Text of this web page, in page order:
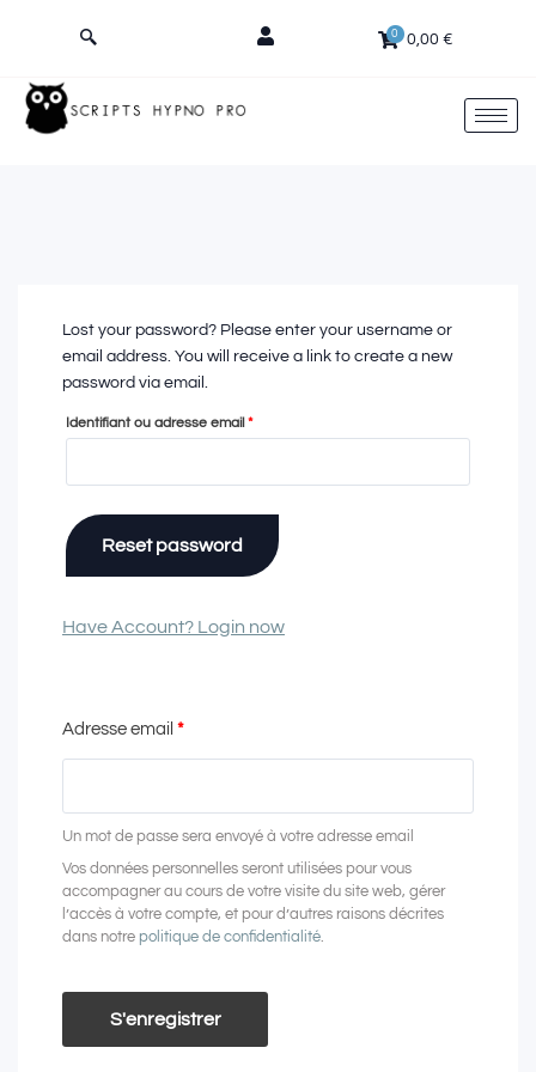
0,00 €
0
Lost your password? Please enter your username or
email address. You will receive a link to create a new
password via email.
Identifiant ou adresse email *
Reset password
Have Account? Login now
Adresse email *
Un mot de passe sera envoyé à votre adresse email
Vos données personnelles seront utilisées pour vous
accompagner au cours de votre visite du site web, gérer
l’accès à votre compte, et pour d’autres raisons décrites
dans notre politique de confidentialité
S'enregistrer